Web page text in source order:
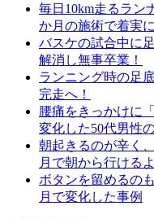
毎日10km走るラン
か月の施術で着実
バスケの試合中に
解消し無事卒業！
ランニング時の足
完走へ！
腰痛をきっかけに
変化した50代男性
朝起きるのが辛く
月で朝から行ける
ボタンを留めるの
月で変化した事例